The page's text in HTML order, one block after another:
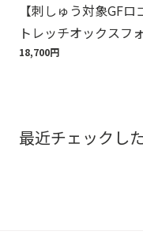
【刺しゅう対象GF
トレッチオックス
ツ Regular Fit
18,700円
最近チェックし